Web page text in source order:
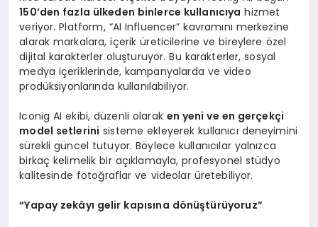
150’den fazla ülkeden binlerce kullanıcıya hizmet
veriyor. Platform, “AI Influencer” kavramını merkezine
alarak markalara, içerik üreticilerine ve bireylere özel
dijital karakterler oluşturuyor. Bu karakterler, sosyal
medya içeriklerinde, kampanyalarda ve video
prodüksiyonlarında kullanılabiliyor.
Iconig AI ekibi, düzenli olarak en yeni ve en gerçekçi
model setlerini sisteme ekleyerek kullanıcı deneyimini
sürekli güncel tutuyor. Böylece kullanıcılar yalnızca
birkaç kelimelik bir açıklamayla, profesyonel stüdyo
kalitesinde fotoğraflar ve videolar üretebiliyor.
“Yapay zekâyı gelir kapısına dönüştürüyoruz”